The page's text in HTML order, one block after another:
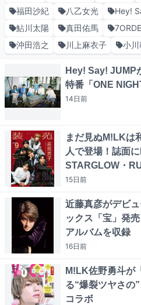
福田沙紀
八乙女光 Hey!
鮎川太陽
真田佑馬
沖田浩之
川上麻衣子 小川
Hey! Say! JUMP
特番「ONE
14日前
まだ見ぬM!LKは
人で登場！誌面
STARGLOW・
15日前
近藤真彦がデビ
ックス「宝」発
アルバムを収録
16日前
M!LK佐野勇斗が
る“爆裂ツヤさの
コラボ